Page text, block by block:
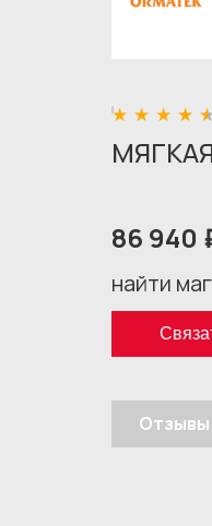
86 940
найти
Отзывы